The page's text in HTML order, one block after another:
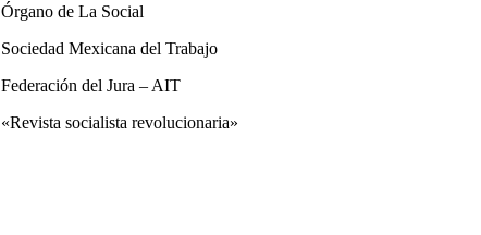
Órgano de La Social
Sociedad Mexicana del Trabajo
Federación del Jura – AIT
«Revista socialista revolucionaria»